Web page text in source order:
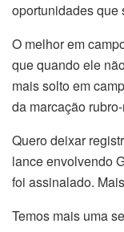
oportunidades que
O melhor em
que quando ele
mais solto em
da marcação
Quero deixar
lance envolvendo
foi assinalado.
Temos mais uma